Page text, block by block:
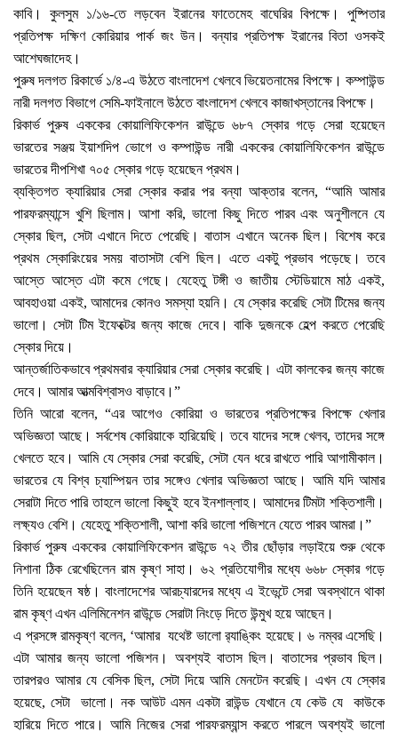
কাবি। কুলসুম ১/১৬-তে লড়বেন ইরানের ফাতেমেহ বাঘেরির বিপক্ষে। পুষ্পিতার
প্রতিপক্ষ দক্ষিণ কোরিয়ার পার্ক জং উন। বন্যার প্রতিপক্ষ ইরানের বিতা ওসকই
আশেঘজাদেহ।
পুরুষ দলগত রিকার্ভে ১/৪-এ উঠতে বাংলাদেশ খেলবে ভিয়েতনামের বিপক্ষে। কম্পাউন্ড
নারী দলগত বিভাগে সেমি-ফাইনালে উঠতে বাংলাদেশ খেলবে কাজাখস্তানের বিপক্ষে।
রিকার্ভ পুরুষ এককের কোয়ালিফিকেশন রাউন্ডে ৬৮৭ স্কোর গড়ে সেরা হয়েছেন
ভারতের সঞ্জয় ইয়াশদিপ ভোগে ও কম্পাউন্ড নারী এককের কোয়ালিফিকেশন রাউন্ডে
ভারতের দীপশিখা ৭০৫ স্কোর গড়ে হয়েছেন প্রথম।
ব্যক্তিগত ক্যারিয়ার সেরা স্কোর করার পর বন্যা আক্তার বলেন, “আমি আমার
পারফরম্যান্সে খুশি ছিলাম। আশা করি, ভালো কিছু দিতে পারব এবং অনুশীলনে যে
স্কোর ছিল, সেটা এখানে দিতে পেরেছি। বাতাস এখানে অনেক ছিল। বিশেষ করে
প্রথম স্কোরিংয়ের সময় বাতাসটা বেশি ছিল। এতে একটু প্রভাব পড়েছে। তবে
আস্তে আস্তে এটা কমে গেছে। যেহেতু টঙ্গী ও জাতীয় স্টেডিয়ামে মাঠ একই,
আবহাওয়া একই, আমাদের কোনও সমস্যা হয়নি। যে স্কোর করেছি সেটা টিমের জন্য
ভালো। সেটা টিম ইফেক্টের জন্য কাজে দেবে। বাকি দুজনকে হেল্প করতে পেরেছি
স্কোর দিয়ে।
আন্তর্জাতিকভাবে প্রথমবার ক্যারিয়ার সেরা স্কোর করেছি। এটা কালকের জন্য কাজে
দেবে। আমার আত্মবিশ্বাসও বাড়াবে।”
তিনি আরো বলেন, “এর আগেও কোরিয়া ও ভারতের প্রতিপক্ষের বিপক্ষে খেলার
অভিজ্ঞতা আছে। সর্বশেষ কোরিয়াকে হারিয়েছি। তবে যাদের সঙ্গে খেলব, তাদের সঙ্গে
খেলতে হবে। আমি যে স্কোর সেরা করেছি, সেটা যেন ধরে রাখতে পারি আগামীকাল।
ভারতের যে বিশ্ব চ্যাম্পিয়ন তার সঙ্গেও খেলার অভিজ্ঞতা আছে। আমি যদি আমার
সেরাটা দিতে পারি তাহলে ভালো কিছুই হবে ইনশাল্লাহ। আমাদের টিমটা শক্তিশালী।
লক্ষ্যও বেশি। যেহেতু শক্তিশালী, আশা করি ভালো পজিশনে যেতে পারব আমরা।”
রিকার্ভ পুরুষ এককের কোয়ালিফিকেশন রাউন্ডে ৭২ তীর ছোঁড়ার লড়াইয়ে শুরু থেকে
নিশানা ঠিক রেখেছিলেন রাম কৃষ্ণ সাহা। ৬২ প্রতিযোগীর মধ্যে ৬৬৮ স্কোর গড়ে
তিনি হয়েছেন ষষ্ঠ। বাংলাদেশের আরচ্যারদের মধ্যে এ ইভেন্টে সেরা অবস্থানে থাকা
রাম কৃষ্ণ এখন এলিমিনেশন রাউন্ডে সেরাটা নিংড়ে দিতে উন্মুখ হয়ে আছেন।
এ প্রসঙ্গে রামকৃষ্ণ বলেন, ‘আমার যথেষ্ট ভালো র‌্যাঙ্কিং হয়েছে। ৬ নম্বর এসেছি।
এটা আমার জন্য ভালো পজিশন। অবশ্যই বাতাস ছিল। বাতাসের প্রভাব ছিল।
তারপরও আমার যে বেসিক ছিল, সেটা দিয়ে আমি মেনটেন করেছি। এখন যে স্কোর
হয়েছে, সেটা ভালো। নক আউট এমন একটা রাউন্ড যেখানে যে কেউ যে কাউকে
হারিয়ে দিতে পারে। আমি নিজের সেরা পারফরম্যান্স করতে পারলে অবশ্যই ভালো